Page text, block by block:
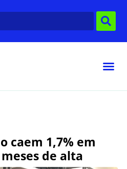
caem 1,7% em
de alta